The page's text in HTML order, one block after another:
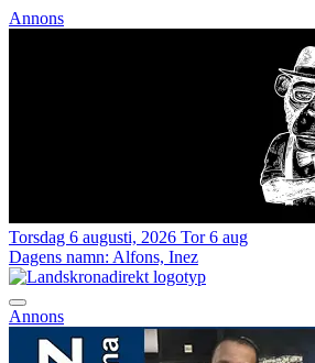
Annons
Torsdag 6 augusti, 2026 Tor 6 aug
Dagens namn: Alfons, Inez
Annons